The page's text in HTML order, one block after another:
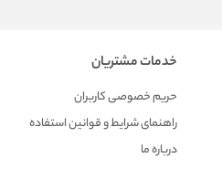
خدمات مشتریان
حریم خصوصی کاربران
راهنمای شرایط و قوانین استفاده
درباره ما